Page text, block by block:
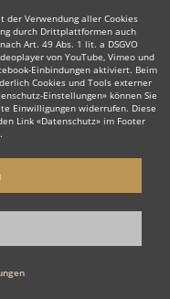
Musik Big Band
Diesen Button finden
der Verwendung aller Cookies
durch Drittplattformen auch
Art. 49 Abs. 1 lit. a DSGVO
von YouTube, Vimeo und
Einbindungen aktiviert. Beim
Cookies und Tools externer
Einstellungen» können Sie
Einwilligungen widerrufen. Diese
Link «Datenschutz» im Footer